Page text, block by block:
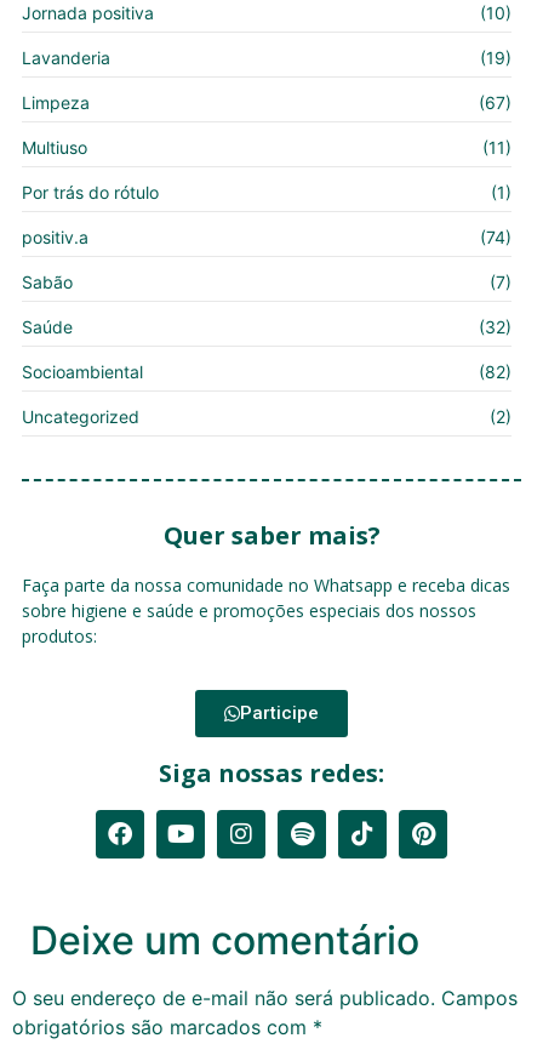
Jornada positiva (10)
Lavanderia (19)
Limpeza (67)
Multiuso (11)
Por trás do rótulo (1)
positiv.a (74)
Sabão (7)
Saúde (32)
Socioambiental (82)
Uncategorized (2)
Quer saber mais?
Faça parte da nossa comunidade no Whatsapp e receba dicas
sobre higiene e saúde e promoções especiais dos nossos
produtos:
Participe
Siga nossas redes:
Deixe um comentário
O seu endereço de e-mail não será publicado. Campos
obrigatórios são marcados com *